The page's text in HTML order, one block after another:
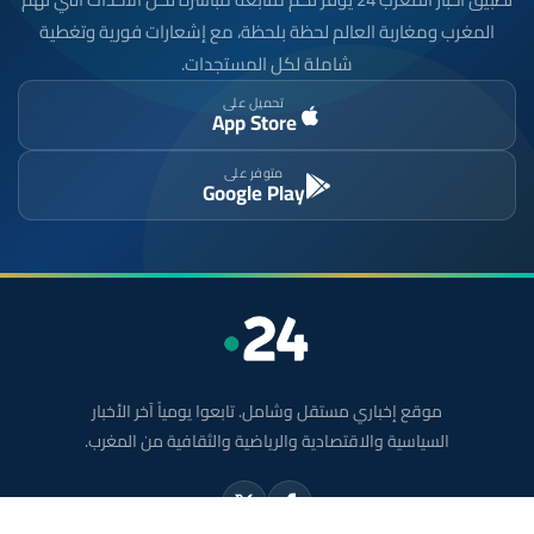
المغرب ومغاربة العالم لحظة بلحظة، مع إشعارات فورية وتغطية
شاملة لكل المستجدات.
تحميل على
App Store
متوفر على
Google Play
موقع إخباري مستقل وشامل. تابعوا يومياً آخر الأخبار
السياسية والاقتصادية والرياضية والثقافية من المغرب.